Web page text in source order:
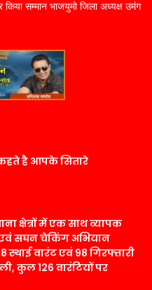
सम्मान भाजयुमो जिला अध्यक्ष उमंग
है आपके सितारे
क्षेत्रों में एक साथ व्यापक
सघन चेकिंग अभियान
स्थाई वारंट एवं 98 गिरफ्तारी
कुल 126 वारंटियों पर